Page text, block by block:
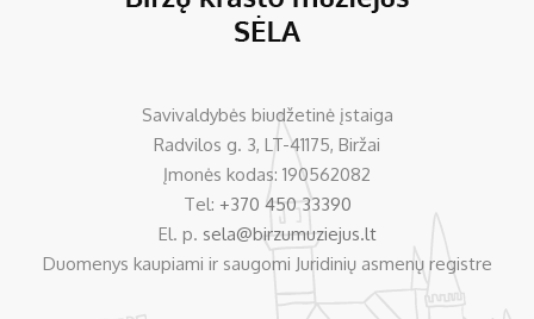
Savivaldybės biudžetinė įstaiga
Radvilos g. 3, LT-41175, Biržai
Įmonės kodas: 190562082
Tel: +370 450 33390
El. p. sela@birzumuziejus.lt
Duomenys kaupiami ir saugomi Juridinių asmenų registre